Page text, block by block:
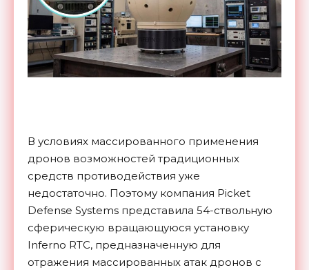
В условиях массированного применения
дронов возможностей традиционных
средств противодействия уже
недостаточно. Поэтому компания Picket
Defense Systems представила 54-ствольную
сферическую вращающуюся установку
Inferno RTC, предназначенную для
отражения массированных атак дронов с